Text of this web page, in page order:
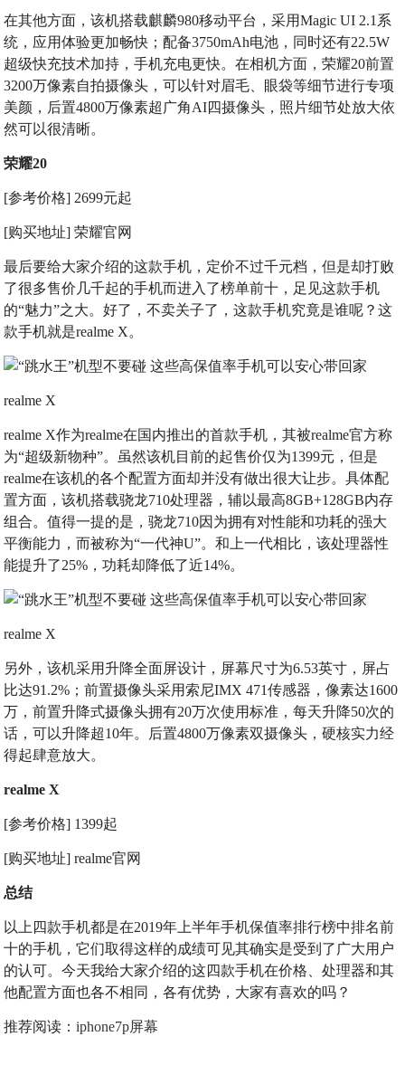
在其他方面，该机搭载麒麟980移动平台，采用Magic UI 2.1系
统，应用体验更加畅快；配备3750mAh电池，同时还有22.5W
超级快充技术加持，手机充电更快。在相机方面，荣耀20前置
3200万像素自拍摄像头，可以针对眉毛、眼袋等细节进行专项
美颜，后置4800万像素超广角AI四摄像头，照片细节处放大依
然可以很清晰。
荣耀20
[参考价格] 2699元起
[购买地址] 荣耀官网
最后要给大家介绍的这款手机，定价不过千元档，但是却打败
了很多售价几千起的手机而进入了榜单前十，足见这款手机
的“魅力”之大。好了，不卖关子了，这款手机究竟是谁呢？这
款手机就是realme X。
realme X
realme X作为realme在国内推出的首款手机，其被realme官方称
为“超级新物种”。虽然该机目前的起售价仅为1399元，但是
realme在该机的各个配置方面却并没有做出很大让步。具体配
置方面，该机搭载骁龙710处理器，辅以最高8GB+128GB内存
组合。值得一提的是，骁龙710因为拥有对性能和功耗的强大
平衡能力，而被称为“一代神U”。和上一代相比，该处理器性
能提升了25%，功耗却降低了近14%。
realme X
另外，该机采用升降全面屏设计，屏幕尺寸为6.53英寸，屏占
比达91.2%；前置摄像头采用索尼IMX 471传感器，像素达1600
万，前置升降式摄像头拥有20万次使用标准，每天升降50次的
话，可以升降超10年。后置4800万像素双摄像头，硬核实力经
得起肆意放大。
realme X
[参考价格] 1399起
[购买地址] realme官网
总结
以上四款手机都是在2019年上半年手机保值率排行榜中排名前
十的手机，它们取得这样的成绩可见其确实是受到了广大用户
的认可。今天我给大家介绍的这四款手机在价格、处理器和其
他配置方面也各不相同，各有优势，大家有喜欢的吗？
推荐阅读：iphone7p屏幕